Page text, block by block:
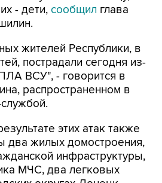
- дети, сообщил глава
жителей Республики, в
пострадали сегодня из-
ВСУ", - говорится в
распространенном в
этих атак также
два жилых домостроения,
инфраструктуры,
МЧС, два легковых